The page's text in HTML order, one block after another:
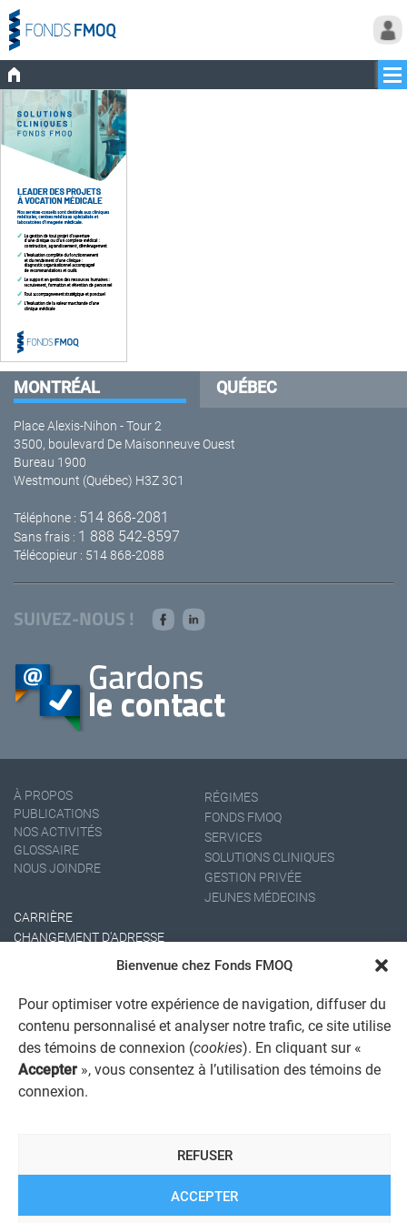
Bienvenue chez Fonds FMOQ
Pour optimiser votre expérience de navigation, diffuser du
contenu personnalisé et analyser notre trafic, ce site utilise
des témoins de connexion (cookies). En cliquant sur «
Accepter », vous consentez à l’utilisation des témoins de
connexion.
ACCEPTER
REFUSER
MONTRÉAL QUÉBEC
Place Alexis-Nihon - Tour 2
3500, boulevard De Maisonneuve Ouest
Bureau 1900
Westmount (Québec) H3Z 3C1
Téléphone : 514 868-2081
Sans frais : 1 888 542-8597
Télécopieur : 514 868-2088
SUIVEZ-NOUS !
À PROPOS
PUBLICATIONS
NOS ACTIVITÉS
GLOSSAIRE
NOUS JOINDRE
RÉGIMES
FONDS FMOQ
SERVICES
SOLUTIONS CLINIQUES
GESTION PRIVÉE
JEUNES MÉDECINS
CARRIÈRE
CHANGEMENT D'ADRESSE
AVIS JURIDIQUE GÉNÉRAL
POLITIQUE DE TRAITEMENT DES PLAINTES
REGISTRE DES CONFLITS D'INTÉRÊTS